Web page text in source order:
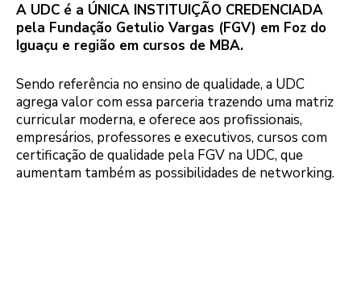
A UDC é a ÚNICA INSTITUIÇÃO CREDENCIADA
pela Fundação Getulio Vargas (FGV) em Foz do
Iguaçu e região em cursos de MBA.
Sendo referência no ensino de qualidade, a UDC
agrega valor com essa parceria trazendo uma matriz
curricular moderna, e oferece aos profissionais,
empresários, professores e executivos, cursos com
certificação de qualidade pela FGV na UDC, que
aumentam também as possibilidades de networking.